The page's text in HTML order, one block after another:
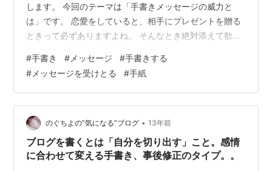
します。 今回のテーマは「手書きメッセージの威力と
は」です。 恋愛をしていると、相手にプレゼントを贈る
ときって必ずありますよね。 そんなとき絶対添えて欲し
手紙でも構いませんよ。 なぜ手書きのメッセージカード
が効果的なのか、その理由を詳しく解説していきます
ね。 ”手書き”のメッセージに心が温まる 印字された文字
より”手書き” プレゼントには”手書きのメッセージ”を添え
て 職場でも使えるひと言メッセージ ”手書き”のメッセー
ジに心が温まる 早速…
#手書き # メッセージ #手書きする
# メッセージを受けとる #手紙
のぐちよの”気になる”ブログ • 13年前
ブログを書くとは「自分を切り出す」こと。感情
に合わせて変える手書き、事後修正のタイプ。。